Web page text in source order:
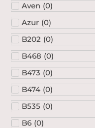
Aven (0)
Azur (0)
B202 (0)
B468 (0)
B473 (0)
B474 (0)
B535 (0)
B6 (0)